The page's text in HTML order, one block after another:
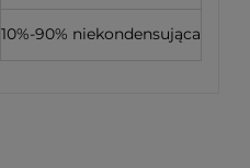
10%-90% niekondensująca